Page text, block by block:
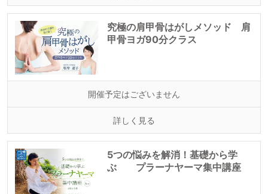
究極の肩甲骨はがしメソッド 肩
甲骨ヨガ90分クラス
開催予定はございません
詳しく見る
5つの悩みを解消！基礎から学
ぶ プラーナヤーマ集中講座